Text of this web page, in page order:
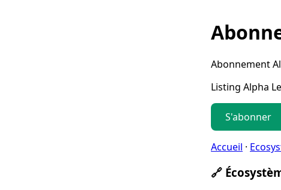
Abonnement
Listing Alpha
S'abonner
Accueil ·
🔗